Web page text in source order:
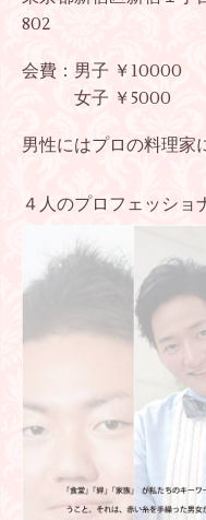
802
会費：男子 ￥10000
女子 ￥5000
男性にはプロの料理家
４人のプロフェッショ